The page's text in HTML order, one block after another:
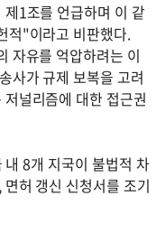
1조를 언급하며 이 같
적"이라고 비판했다.
자유를 억압하려는 이
사가 규제 보복을 고려
널리즘에 대한 접근권
8개 지국이 불법적 차
허 갱신 신청서를 조기